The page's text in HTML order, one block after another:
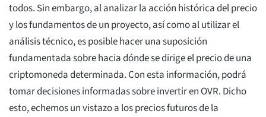
todos. Sin embargo, al analizar la acción histórica del precio
y los fundamentos de un proyecto, así como al utilizar el
análisis técnico, es posible hacer una suposición
fundamentada sobre hacia dónde se dirige el precio de una
criptomoneda determinada. Con esta información, podrá
tomar decisiones informadas sobre invertir en OVR. Dicho
esto, echemos un vistazo a los precios futuros de la